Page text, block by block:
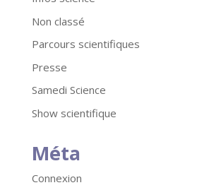
Non classé
Parcours scientifiques
Presse
Samedi Science
Show scientifique
Méta
Connexion